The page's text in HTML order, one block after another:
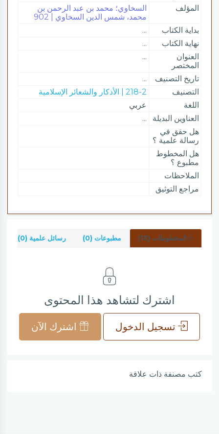
المؤلف
السخاوي؛ محمد بن عبد الرحمن بن
محمد، شمس الدين السخاوي | 902
بداية الكتاب
...
نهاية الكتاب
...
العنوان
المختصر
...
تاريخ التصنيف
...
التصنيف
218-2 | الأذكار والشعائر الإسلامية
اللغة
عربي
العناوين البديلة
...
هل حقق في
رسالة علمية ؟
هل المخطوط
مطبوع ؟
الملاحظات
مراجع التوثيق
المخطوطات (13) مطبوعات (0) رسائل علمية (0)
اشترك لتشاهد هذا المحتوى
تسجيل الدخول اشترك الآن
كتب مصنفة ذات علاقة